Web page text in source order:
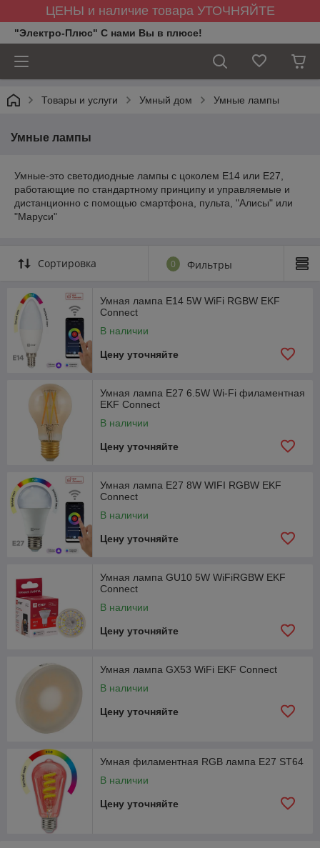
ЦЕНЫ и наличие товара УТОЧНЯЙТЕ
"Электро-Плюс" С нами Вы в плюсе!
Товары и услуги Умный дом Умные лампы
Умные лампы
Умные-это светодиодные лампы с цоколем E14 или E27,
работающие по стандартному принципу и управляемые и
дистанционно с помощью смартфона, пульта, "Алисы" или
"Маруси"
Сортировка 0 Фильтры
Умная лампа E14 5W WiFi RGBW EKF
Connect
В наличии
Цену уточняйте
Умная лампа E27 6.5W Wi-Fi филаментная
EKF Connect
В наличии
Цену уточняйте
Умная лампа E27 8W WIFI RGBW EKF
Connect
В наличии
Цену уточняйте
Умная лампа GU10 5W WiFiRGBW EKF
Connect
В наличии
Цену уточняйте
Умная лампа GX53 WiFi EKF Connect
В наличии
Цену уточняйте
Умная филаментная RGB лампа E27 ST64
В наличии
Цену уточняйте